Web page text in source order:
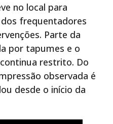
no local para
frequentadores
Parte da
por tapumes e o
restrito. Do
observada é
desde o início da